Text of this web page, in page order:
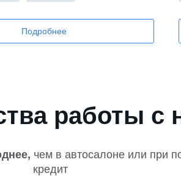
Подробнее
работы с
чем в автосалоне или при
кредит